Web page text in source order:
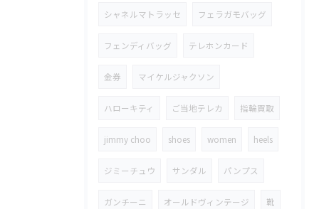
シャネルマトラッセ フェラガモバッグ
フェンディバッグ テレホンカード
金券 マイケルジャクソン
ハローキティ ご当地テレカ 指輪買取
jimmy choo shoes women heels
ジミーチュウ サンダル パンプス
ガンチーニ オールドヴィンテージ 靴